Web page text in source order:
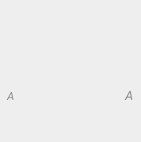
A A